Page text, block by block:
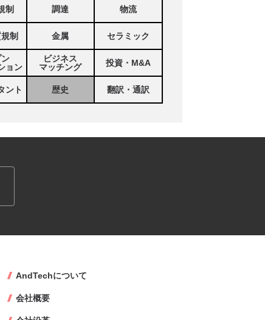
制 調達 物流
制 金属 セラミック
ョン
ビジネス
マッチング
投資・M&A
ント 歴史 翻訳・通訳
AndTechについて
会社概要